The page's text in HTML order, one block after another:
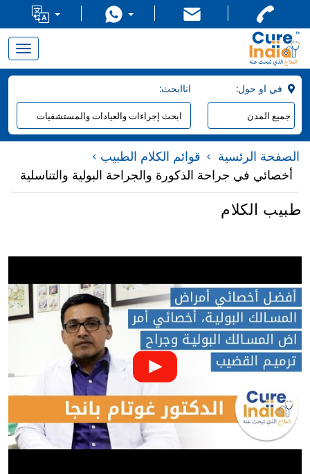
Toggle
navigation
:اناابحث
الصفحة الرئسية
قوائم الكلام الطبيب
أخصائي في جراحة الذكورة والجراحة البولية والتناسلية
طبيب الكلام